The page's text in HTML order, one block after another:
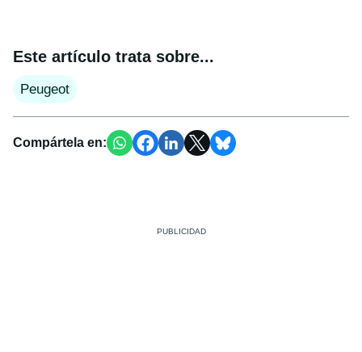
Este artículo trata sobre...
Peugeot
Compártela en: